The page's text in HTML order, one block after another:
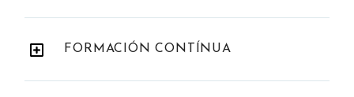
FORMACIÓN CONTÍNUA